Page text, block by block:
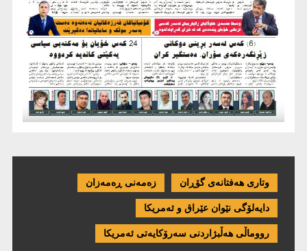
وتاری هەفتانەی گۆڕان زەمەنی ڕەمەزان
دایەلۆگی نێوان عێراق و ئەمریكا
رووماڵی هەڵبژاردنی سەرۆکایەتی ئەمریکا